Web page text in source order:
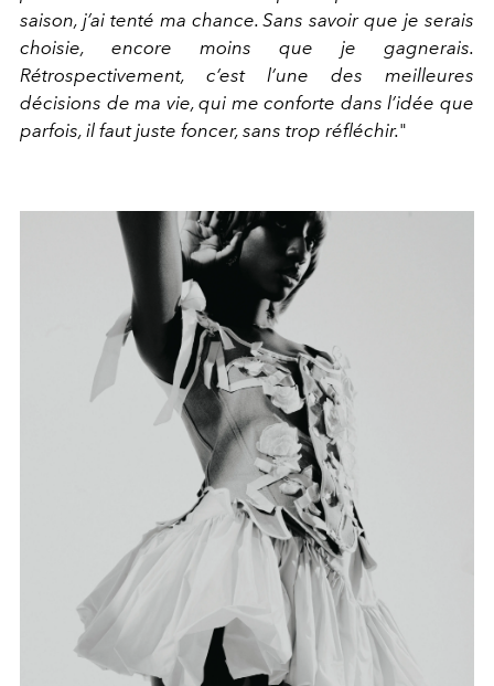
saison, j’ai tenté ma chance. Sans savoir que je serais
choisie, encore moins que je gagnerais.
Rétrospectivement, c’est l’une des meilleures
décisions de ma vie, qui me conforte dans l’idée que
parfois, il faut juste foncer, sans trop réfléchir."